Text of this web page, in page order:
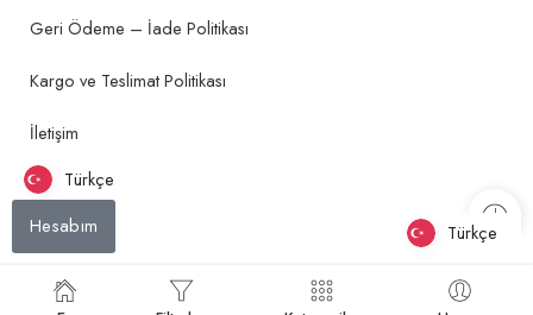
Geri Ödeme – İade Politikası
Kargo ve Teslimat Politikası
İletişim
Türkçe
Hesabım Türkçe
Türkçe